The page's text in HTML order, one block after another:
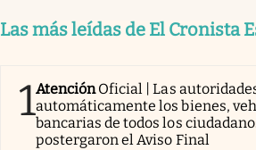
Las más leídas de El Cronista
1AtenciónOficial | Las
automáticamente los bienes,
bancarias de todos los
postergaron el Aviso Final